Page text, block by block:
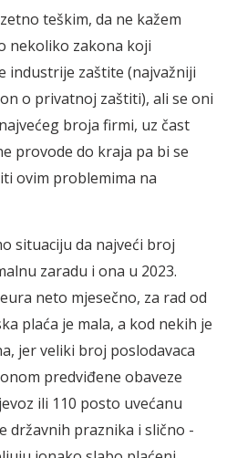
teškim, da ne kažem
nekoliko zakona koji
industrije zaštite (najvažniji
o privatnoj zaštiti), ali se oni
broja firmi, uz čast
provode do kraja pa bi se
ovim problemima na
situaciju da najveći broj
zaradu i ona u 2023.
neto mjesečno, za rad od
plaća je mala, a kod nekih je
jer veliki broj poslodavaca
predviđene obaveze
ili 110 posto uvećanu
državnih praznika i slično -